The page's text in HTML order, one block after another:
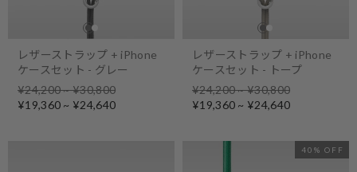
レザーストラップ + iPhone
ケースセット - グレー
Regular
price
¥24,200 ~ ¥30,800
Sale
¥19,360 ~ ¥24,640
レザーストラップ + iPhone
ケースセット - トープ
Regular
price
¥24,200 ~ ¥30,800
Sale
¥19,360 ~ ¥24,640
40% OFF